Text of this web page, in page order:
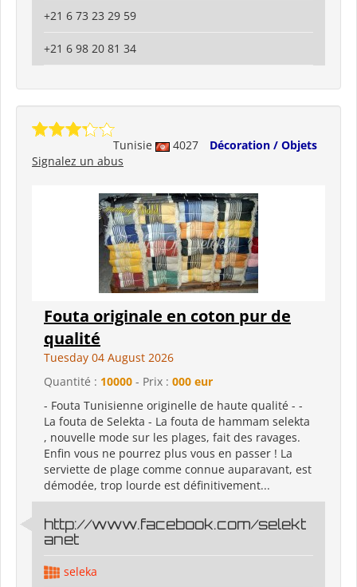
+21 6 73 23 29 59
+21 6 98 20 81 34
Tunisie 4027
Décoration / Objets
Signalez un abus
Fouta originale en coton pur de
qualité
Tuesday 04 August 2026
Quantité : 10000 - Prix : 000 eur
- Fouta Tunisienne originelle de haute qualité - -
La fouta de Selekta - La fouta de hammam selekta
, nouvelle mode sur les plages, fait des ravages.
Enfin vous ne pourrez plus vous en passer ! La
serviette de plage comme connue auparavant, est
démodée, trop lourde est définitivement...
http://www.facebook.com/selekt
anet
seleka